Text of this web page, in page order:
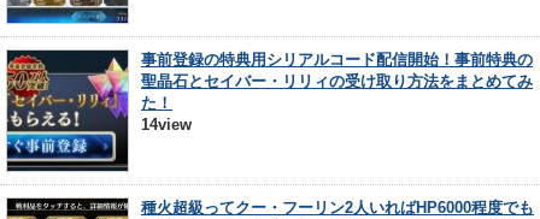
事前登録の特典用シリアルコード配信開始！事前特典の
聖晶石とセイバー・リリィの受け取り方法をまとめてみ
た！
14view
種火超級ってクー・フーリン2人いればHP6000程度でも